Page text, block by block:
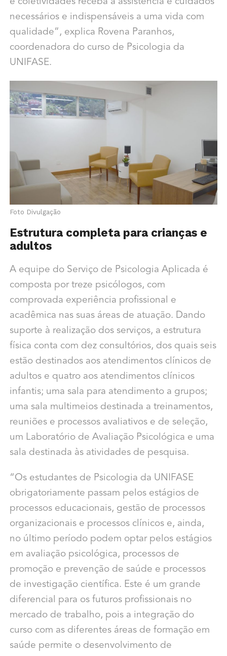
necessários e indispensáveis a uma vida com
qualidade”, explica Rovena Paranhos,
coordenadora do curso de Psicologia da
UNIFASE.
Foto Divulgação
Estrutura completa para crianças e
adultos
A equipe do Serviço de Psicologia Aplicada é
composta por treze psicólogos, com
comprovada experiência profissional e
acadêmica nas suas áreas de atuação. Dando
suporte à realização dos serviços, a estrutura
física conta com dez consultórios, dos quais seis
estão destinados aos atendimentos clínicos de
adultos e quatro aos atendimentos clínicos
infantis; uma sala para atendimento a grupos;
uma sala multimeios destinada a treinamentos,
reuniões e processos avaliativos e de seleção,
um Laboratório de Avaliação Psicológica e uma
sala destinada às atividades de pesquisa.
“Os estudantes de Psicologia da UNIFASE
obrigatoriamente passam pelos estágios de
processos educacionais, gestão de processos
organizacionais e processos clínicos e, ainda,
no último período podem optar pelos estágios
em avaliação psicológica, processos de
promoção e prevenção de saúde e processos
de investigação científica. Este é um grande
diferencial para os futuros profissionais no
mercado de trabalho, pois a integração do
curso com as diferentes áreas de formação em
saúde permite o desenvolvimento de